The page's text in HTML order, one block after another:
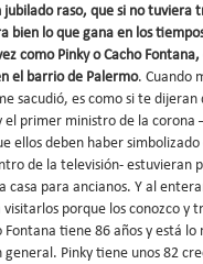
jubilado raso, que si no tuviera
bien lo que gana en los
como Pinky o Cacho Fontana,
el barrio de Palermo. Cuando
sacudió, es como si te
primer ministro de la corona
ellos deben haber simbolizado
de la televisión- estuvieran
casa para ancianos. Y al
porque los conozco y
Fontana tiene 86 años y está lo
general. Pinky tiene unos 82